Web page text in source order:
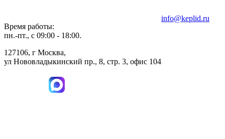
Время работы:
пн.-пт., с 09:00 - 18:00.
127106, г Москва,
ул Нововладыкинский пр., 8, стр. 3, офис 104
info@keplid.ru